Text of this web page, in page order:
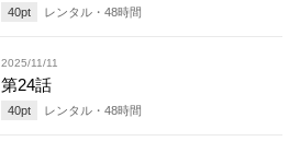
40pt レンタル・ 48時間
2025/11/11
第24話
40pt レンタル・ 48時間